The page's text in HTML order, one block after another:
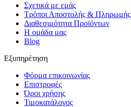
Σχετικά με εμάς
Τρόποι Αποστολής & Πληρωμής
Διαθεσιμότητα Προϊόντων
Η ομάδα μας
Blog
Εξυπηρέτηση
Φόρμα επικοινωνίας
Επιστροφές
Όροι χρήσης
Τιμοκατάλογος